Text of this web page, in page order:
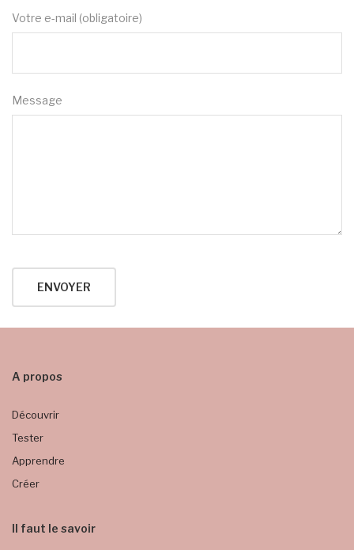
Votre e-mail (obligatoire)
Message
A propos
Découvrir
Tester
Apprendre
Créer
Il faut le savoir